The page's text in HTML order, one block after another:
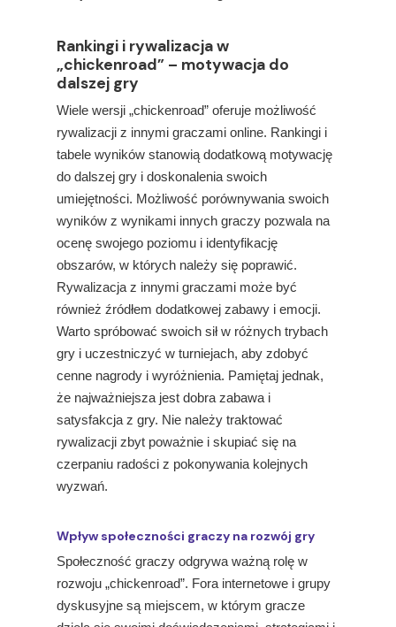
Rankingi i rywalizacja w
„chickenroad” – motywacja do
dalszej gry
Wiele wersji „chickenroad” oferuje możliwość
rywalizacji z innymi graczami online. Rankingi i
tabele wyników stanowią dodatkową motywację
do dalszej gry i doskonalenia swoich
umiejętności. Możliwość porównywania swoich
wyników z wynikami innych graczy pozwala na
ocenę swojego poziomu i identyfikację
obszarów, w których należy się poprawić.
Rywalizacja z innymi graczami może być
również źródłem dodatkowej zabawy i emocji.
Warto spróbować swoich sił w różnych trybach
gry i uczestniczyć w turniejach, aby zdobyć
cenne nagrody i wyróżnienia. Pamiętaj jednak,
że najważniejsza jest dobra zabawa i
satysfakcja z gry. Nie należy traktować
rywalizacji zbyt poważnie i skupiać się na
czerpaniu radości z pokonywania kolejnych
wyzwań.
Wpływ społeczności graczy na rozwój gry
Społeczność graczy odgrywa ważną rolę w
rozwoju „chickenroad”. Fora internetowe i grupy
dyskusyjne są miejscem, w którym gracze